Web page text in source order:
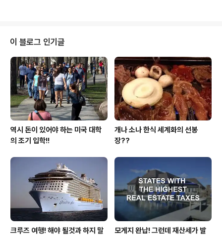
은 서비스에 만족치 못할 경우, 팁을 내야 하는 것에 대해
무척 거북스럽게 생각을 합니다. 제가 사는 지역에 베이 지
역을 중심으로 한인들의 쉼터인 자유 게시판이 있는데 그
곳을 보면 자신들이 한인 식당에서 받은 서비스에 대해 가
감없이 불만을 토로를 하는데 그중에서 제일 자주 대두되
는 불만은 손님인 자신이 그에 합당한 대우를..
이 블로그 인기글
역시 돈이 있어야 하는 미국 대학
의 조기 입학!!
개나 소나 한식 세계화의 선봉
장??
크루즈 여행! 해야 될것과 하지 말
모게지 완납! 그런데 재산세가 발